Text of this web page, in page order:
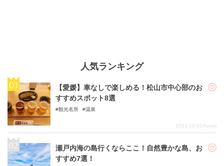
人気ランキング
【愛媛】車なしで楽しめる！松山市中心部のお
すすめスポット8選
観光名所 温泉
2023-10-31 Ayumi
瀬戸内海の島行くならここ！自然豊かな島、お
すすめ7選！